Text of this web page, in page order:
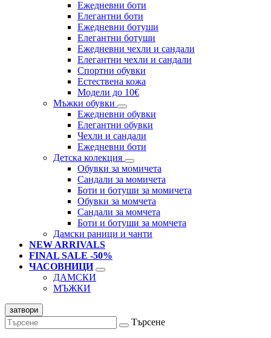
Eжедневни боти
Eлегантни боти
Eжедневни ботуши
Eлегантни ботуши
Ежедневни чехли и сандали
Елегантни чехли и сандали
Спортни обувки
Естествена кожа
Модели до 10€
Мъжки обувки
Ежедневни обувки
Елегантни обувки
Чехли и сандали
Ежедневни боти
Детска колекция
Обувки за момичета
Сандали за момичета
Боти и ботуши за момичета
Обувки за момчета
Сандали за момчета
Боти и ботуши за момчета
Дамски раници и чанти
NEW ARRIVALS
FINAL SALE -50%
ЧАСОВНИЦИ
ДАМСКИ
МЪЖКИ
затвори
Търсене